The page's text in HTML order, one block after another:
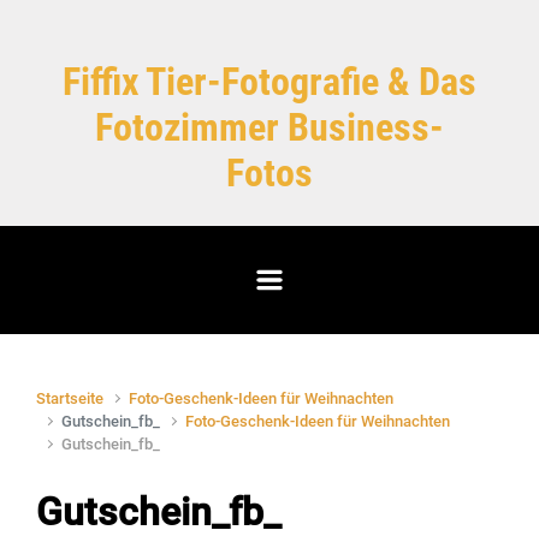
Fiffix Tier-Fotografie & Das
Fotozimmer Business-
Fotos
Startseite
Foto-Geschenk-Ideen für Weihnachten
Gutschein_fb_
Foto-Geschenk-Ideen für Weihnachten
Gutschein_fb_
Gutschein_fb_